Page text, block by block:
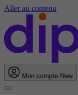
Aller au contenu
Mon compte New